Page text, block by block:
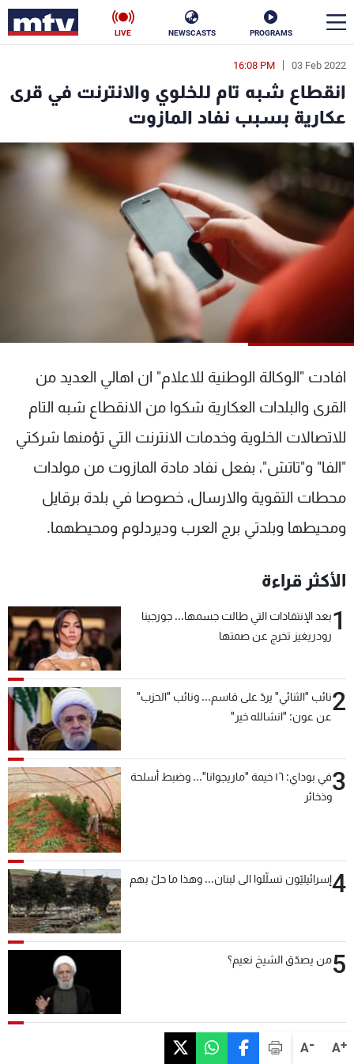
PROGRAMS
NEWSCASTS
LIVE
A+
A-
03 Feb 2022
16:08 PM
انقطاع شبه تام للخلوي والانترنت في قرى
عكارية بسبب نفاد المازوت
افادت "الوكالة الوطنية للاعلام" ان اهالي العديد من
القرى والبلدات العكارية شكوا من الانقطاع شبه التام
للاتصالات الخلوية وخدمات الانترنت التي تؤمنها شركتي
"الفا" و"تاتش"، بفعل نفاد مادة المازوت من مولدات
محطات التقوية والارسال، خصوصا في بلدة برقايل
ومحيطها وبلدتي برج العرب وديردلوم ومحيطهما.
الأكثر قراءة
1بعد الإنتقادات التي طالت جسمها... جورجينا
رودريغيز تخرج عن صمتها
2نائب "الثنائي" يردّ على قاسم... ونائب "الحزب"
عن عون: "انشالله خير"
3
في بوداي: ١٦ خيمة "ماريجوانا"... وضبط أسلحة
وذخائر
4إسرائيليّون تسلّلوا الى لبنان... وهذا ما حلّ بهم
5من يصدّق الشيخ نعيم؟
en
الأخبار
سياسة ناس
إقتصاد فن
منوعات رياضة
كأس العالم
جدول البرامج
شاهد البرامج
عن MTV
الإنـتـاج
لاعلاناتكم
وظائف
تواصل معنا
شروط الإسـتخدام
سياسة الخصوصية